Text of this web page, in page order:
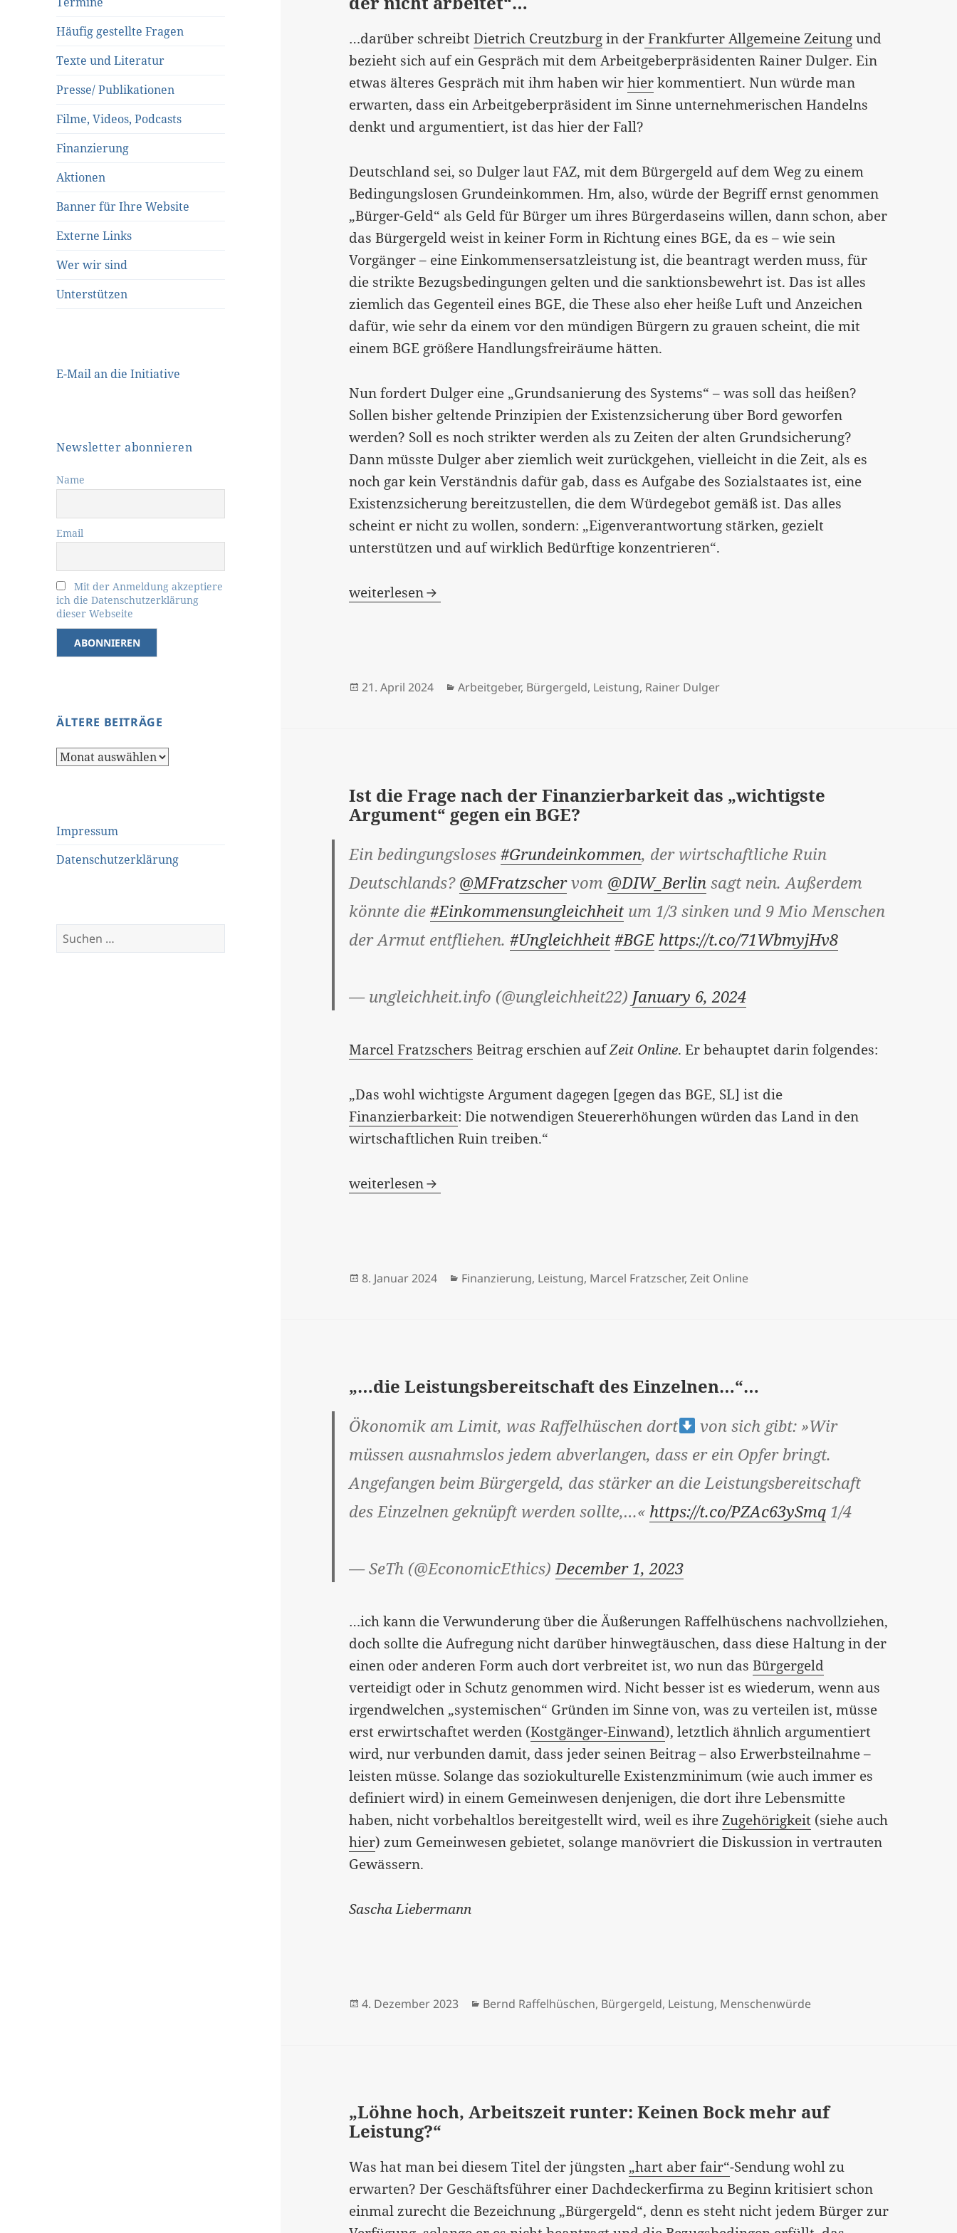
Häufig gestellte Fragen
Texte und Literatur
Presse/ Publikationen
Filme, Videos, Podcasts
Finanzierung
Aktionen
Banner für Ihre Website
Externe Links
Wer wir sind
Unterstützen
E-Mail an die Initiative
Newsletter abonnieren
Name
Email
Mit der Anmeldung akzeptiere
ich die Datenschutzerklärung
dieser Webseite
ÄLTERE BEITRÄGE
Ältere
Impressum
Datenschutzerklärung
Suchen
nach:
…darüber schreibtDietrich Creutzburgin derFrankfurter Allgemeine Zeitungund
bezieht sich auf ein Gespräch mit dem Arbeitgeberpräsidenten Rainer Dulger. Ein
etwas älteres Gespräch mit ihm haben wirhierkommentiert. Nun würde man
erwarten, dass ein Arbeitgeberpräsident im Sinne unternehmerischen Handelns
denkt und argumentiert, ist das hier der Fall?
Deutschland sei, so Dulger laut FAZ, mit dem Bürgergeld auf dem Weg zu einem
Bedingungslosen Grundeinkommen. Hm, also, würde der Begriff ernst genommen
„Bürger-Geld“ als Geld für Bürger um ihres Bürgerdaseins willen, dann schon, aber
das Bürgergeld weist in keiner Form in Richtung eines BGE, da es – wie sein
Vorgänger – eine Einkommensersatzleistung ist, die beantragt werden muss, für
die strikte Bezugsbedingungen gelten und die sanktionsbewehrt ist. Das ist alles
ziemlich das Gegenteil eines BGE, die These also eher heiße Luft und Anzeichen
dafür, wie sehr da einem vor den mündigen Bürgern zu grauen scheint, die mit
einem BGE größere Handlungsfreiräume hätten.
Nun fordert Dulger eine „Grundsanierung des Systems“ – was soll das heißen?
Sollen bisher geltende Prinzipien der Existenzsicherung über Bord geworfen
werden? Soll es noch strikter werden als zu Zeiten der alten Grundsicherung?
Dann müsste Dulger aber ziemlich weit zurückgehen, vielleicht in die Zeit, als es
noch gar kein Verständnis dafür gab, dass es Aufgabe des Sozialstaates ist, eine
Existenzsicherung bereitzustellen, die dem Würdegebot gemäß ist. Das alles
scheint er nicht zu wollen, sondern: „Eigenverantwortung stärken, gezielt
unterstützen und auf wirklich Bedürftige konzentrieren“.
„Jemand, der arbeitet, muss deutlich mehr haben als jemand, der nicht arbeitet“…
weiterlesen
Veröffentlicht
21. April 2024 Kategorien
Arbeitgeber, Bürgergeld, Leistung, Rainer Dulger
Ist die Frage nach der Finanzierbarkeit das „wichtigste
Argument“ gegen ein BGE?
Ein bedingungsloses#Grundeinkommen, der wirtschaftliche Ruin
Deutschlands? @MFratzschervom @DIW_Berlin sagt nein. Außerdem
könnte die#Einkommensungleichheit um 1/3 sinken und 9 Mio Menschen
der Armut entfliehen.#Ungleichheit #BGE https://t.co/71WbmyjHv8
— ungleichheit.info (@ungleichheit22) January 6, 2024
Marcel Fratzschers Beitrag erschien aufZeit Online. Er behauptet darin folgendes:
„Das wohl wichtigste Argument dagegen [gegen das BGE, SL] ist die
Finanzierbarkeit: Die notwendigen Steuererhöhungen würden das Land in den
wirtschaftlichen Ruin treiben.“
Ist die Frage nach der Finanzierbarkeit das „wichtigste Argument“ gegen ein BGE?
weiterlesen
Veröffentlicht
8. Januar 2024 Kategorien
Finanzierung, Leistung, Marcel Fratzscher,Zeit Online
„…die Leistungsbereitschaft des Einzelnen…“…
Ökonomik am Limit, was Raffelhüschen dort
von sich gibt: »Wir
müssen ausnahmslos jedem abverlangen, dass er ein Opfer bringt.
Angefangen beim Bürgergeld, das stärker an die Leistungsbereitschaft
des Einzelnen geknüpft werden sollte,…« https://t.co/PZAc63ySmq 1/4
— SeTh (@EconomicEthics)December 1, 2023
…ich kann die Verwunderung über die Äußerungen Raffelhüschens nachvollziehen,
doch sollte die Aufregung nicht darüber hinwegtäuschen, dass diese Haltung in der
einen oder anderen Form auch dort verbreitet ist, wo nun dasBürgergeld
verteidigt oder in Schutz genommen wird. Nicht besser ist es wiederum, wenn aus
irgendwelchen „systemischen“ Gründen im Sinne von, was zu verteilen ist, müsse
erst erwirtschaftet werden (Kostgänger-Einwand), letztlich ähnlich argumentiert
wird, nur verbunden damit, dass jeder seinen Beitrag – also Erwerbsteilnahme –
leisten müsse. Solange das soziokulturelle Existenzminimum (wie auch immer es
definiert wird) in einem Gemeinwesen denjenigen, die dort ihre Lebensmitte
haben, nicht vorbehaltlos bereitgestellt wird, weil es ihreZugehörigkeit (siehe auch
hier) zum Gemeinwesen gebietet, solange manövriert die Diskussion in vertrauten
Gewässern.
Sascha Liebermann
Veröffentlicht
4. Dezember 2023 Kategorien
Bernd Raffelhüschen, Bürgergeld, Leistung, Menschenwürde
„Löhne hoch, Arbeitszeit runter: Keinen Bock mehr auf
Leistung?“
Was hat man bei diesem Titel der jüngsten „hart aber fair“-Sendung wohl zu
erwarten? Der Geschäftsführer einer Dachdeckerfirma zu Beginn kritisiert schon
einmal zurecht die Bezeichnung „Bürgergeld“, denn es steht nicht jedem Bürger zur